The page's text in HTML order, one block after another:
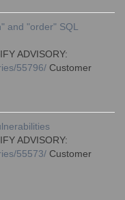
and "order" SQL
ADVISORY:
55796/ Customer
ADVISORY:
55573/ Customer